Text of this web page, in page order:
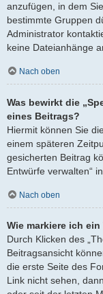
anzufügen, in dem
bestimmte Gruppen
Administrator
keine Dateianhänge
Nach oben
Was bewirkt die
eines Beitrags?
Hiermit können Sie
einem späteren
gesicherten Beitrag
Entwürfe verwalten“
Nach oben
Wie markiere ich
Durch Klicken des
Beitragsansicht
die erste Seite des
Link nicht sehen,